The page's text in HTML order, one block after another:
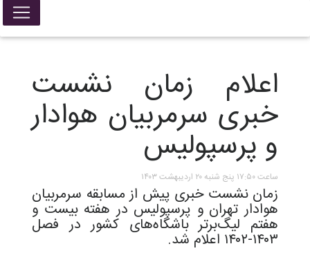
اعلام زمان نشست
خبری سرمربیان هوادار
و پرسپولیس
ساعت ۱۷:۵۰ پنج شنبه ۲۰ اردیبهشت ۱۴۰۳
زمان نشست خبری پیش از مسابقه سرمربیان
هوادار تهران و پرسپولیس در هفته بیست و
هفتم لیگ‌برتر باشگاه‌های کشور در فصل
۱۴۰۳-۱۴۰۲ اعلام شد.